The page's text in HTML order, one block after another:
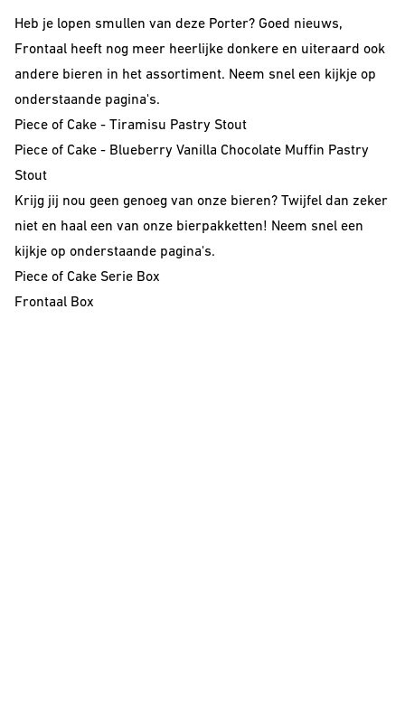
Heb je lopen smullen van deze Porter? Goed nieuws,
Frontaal heeft nog meer heerlijke donkere en uiteraard ook
andere bieren in het assortiment. Neem snel een kijkje op
onderstaande pagina's.
Piece of Cake - Tiramisu Pastry Stout
Piece of Cake - Blueberry Vanilla Chocolate Muffin Pastry
Stout
Krijg jij nou geen genoeg van onze bieren? Twijfel dan zeker
niet en haal een van onze bierpakketten! Neem snel een
kijkje op onderstaande pagina's.
Piece of Cake Serie Box
Frontaal Box